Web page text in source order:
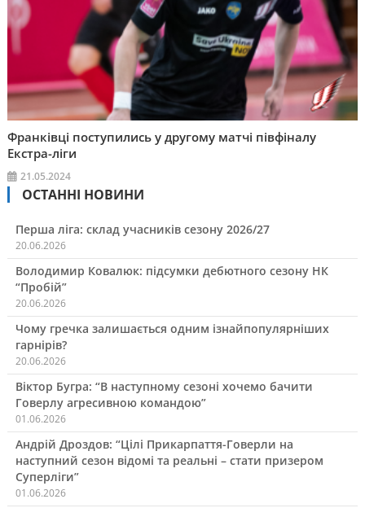
Франківці поступились у другому матчі півфіналу
Екстра-ліги
21.05.2024
ОСТАННІ НОВИНИ
Перша ліга: склад учасників сезону 2026/27
20.06.2026
Володимир Ковалюк: підсумки дебютного сезону НК
“Пробій”
20.06.2026
Чому гречка залишається одним ізнайпопулярніших
гарнірів?
20.06.2026
Віктор Бугра: “В наступному сезоні хочемо бачити
Говерлу агресивною командою”
01.06.2026
Андрій Дроздов: “Цілі Прикарпаття-Говерли на
наступний сезон відомі та реальні – стати призером
Суперліги”
01.06.2026